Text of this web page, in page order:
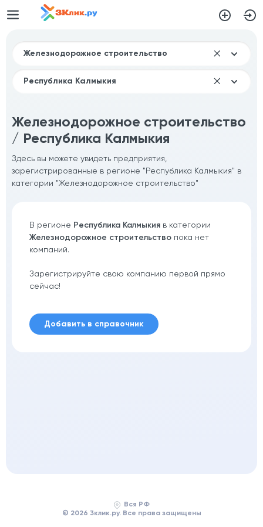
Железнодорожное строительство
/ Республика Калмыкия
Здесь вы можете увидеть предприятия,
зарегистрированные в регионе "Республика Калмыкия" в
категории "Железнодорожное строительство"
В регионе Республика Калмыкия в категории
Железнодорожное строительство пока нет
компаний.
Зарегистрируйте свою компанию первой прямо
сейчас!
Добавить в справочник
Вся РФ
© 2026 3клик.ру. Все права защищены